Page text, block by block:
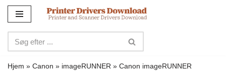
indhold
Hjem » Canon » imageRUNNER » Canon imageRUNNER